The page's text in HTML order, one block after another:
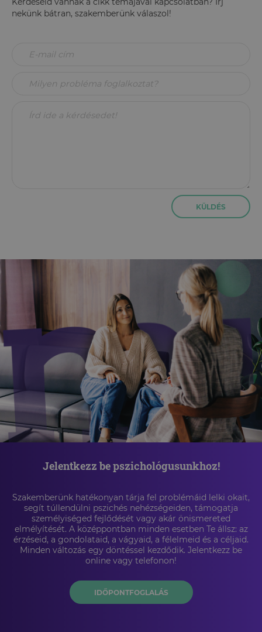
nekünk bátran, szakemberünk válaszol!
KÜLDÉS
Jelentkezz be pszichológusunkhoz!
Szakemberünk hatékonyan tárja fel problémáid lelki okait,
segít túllendülni pszichés nehézségeiden, támogatja
személyiséged fejlődését vagy akár önismereted
elmélyítését. A középpontban minden esetben Te állsz: az
érzéseid, a gondolataid, a vágyaid, a félelmeid és a céljaid.
Minden változás egy döntéssel kezdődik. Jelentkezz be
online vagy telefonon!
IDŐPONTFOGLALÁS